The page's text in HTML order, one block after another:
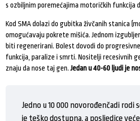
s ozbiljnim poremećajima motoričkih funkcija
Kod SMA dolazi do gubitka živčanih stanica
omogućavaju pokrete mišića. Jednom
biti regenerirani. Bolest dovodi do
funkcija, paralize i smrti. Nositelji recesivnih
znaju da nose taj gen.Jedan u 40-60 ljudi je
Jedno u 10 000 novorođenčadi rodi
je teško dostupna, a posljedice